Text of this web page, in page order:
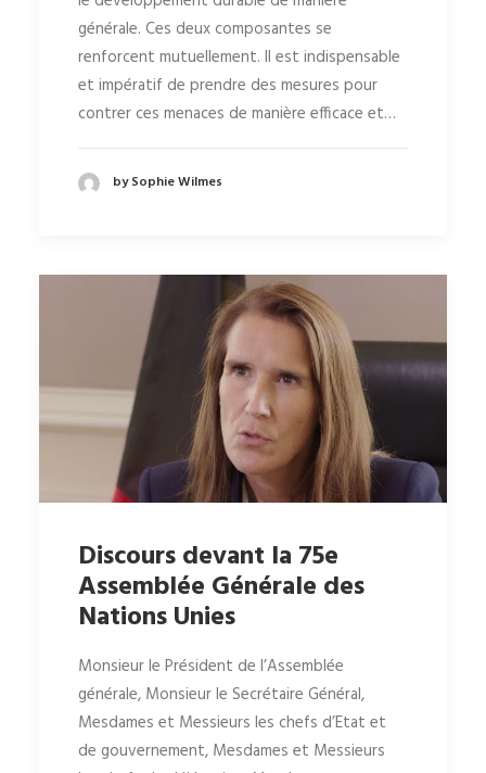
générale. Ces deux composantes se
renforcent mutuellement. Il est indispensable
et impératif de prendre des mesures pour
contrer ces menaces de manière efficace et…
by Sophie Wilmes
Discours devant la 75e
Assemblée Générale des
Nations Unies
Monsieur le Président de l’Assemblée
générale, Monsieur le Secrétaire Général,
Mesdames et Messieurs les chefs d’Etat et
de gouvernement, Mesdames et Messieurs